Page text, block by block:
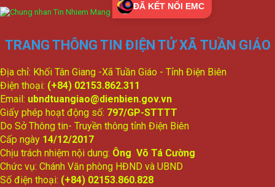
ĐÃ KẾT NỐI EMC
TRANG THÔNG TIN ĐIỆN TỬ XÃ TUẦN GIÁO
Địa chỉ: Khối Tân Giang -Xã Tuần Giáo - Tỉnh Điện Biên
Điện thoại: (+84) 02153.862.311
Email: ubndtuangiao@dienbien.gov.vn
Giấy phép hoạt động số: 797/GP-STTTT
Do Sở Thông tin- Truyền thông tỉnh Điện Biên
Cấp ngày 14/12/2017
Chịu trách nhiệm nội dung: Ông Võ Tá Cường
Chức vụ: Chánh Văn phòng HĐND và UBND
Số điện thoại: (+84) 02153.860.828